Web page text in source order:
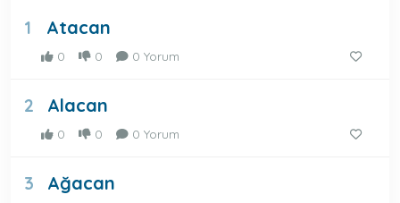
1 Atacan
0 0 0 Yorum
2 Alacan
0 0 0 Yorum
3 Ağacan